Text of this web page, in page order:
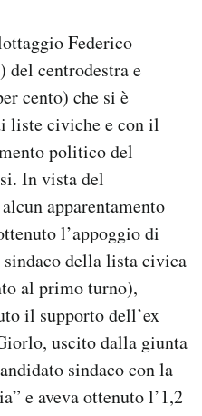
Federico
del centrodestra e
cento) che si è
liste civiche e con il
politico del
In vista del
apparentamento
l’appoggio di
della lista civica
al primo turno),
il supporto dell’ex
uscito dalla giunta
sindaco con la
e aveva ottenuto l’1,2